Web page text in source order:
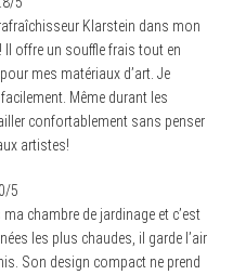
Klarstein dans mon
Il offre un souffle frais tout en
mes matériaux d’art. Je
Même durant les
confortablement sans penser
artistes!
/5
chambre de jardinage et c’est
les plus chaudes, il garde l’air
Son design compact ne prend